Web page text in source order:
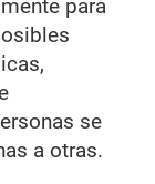
para
se
a otras.